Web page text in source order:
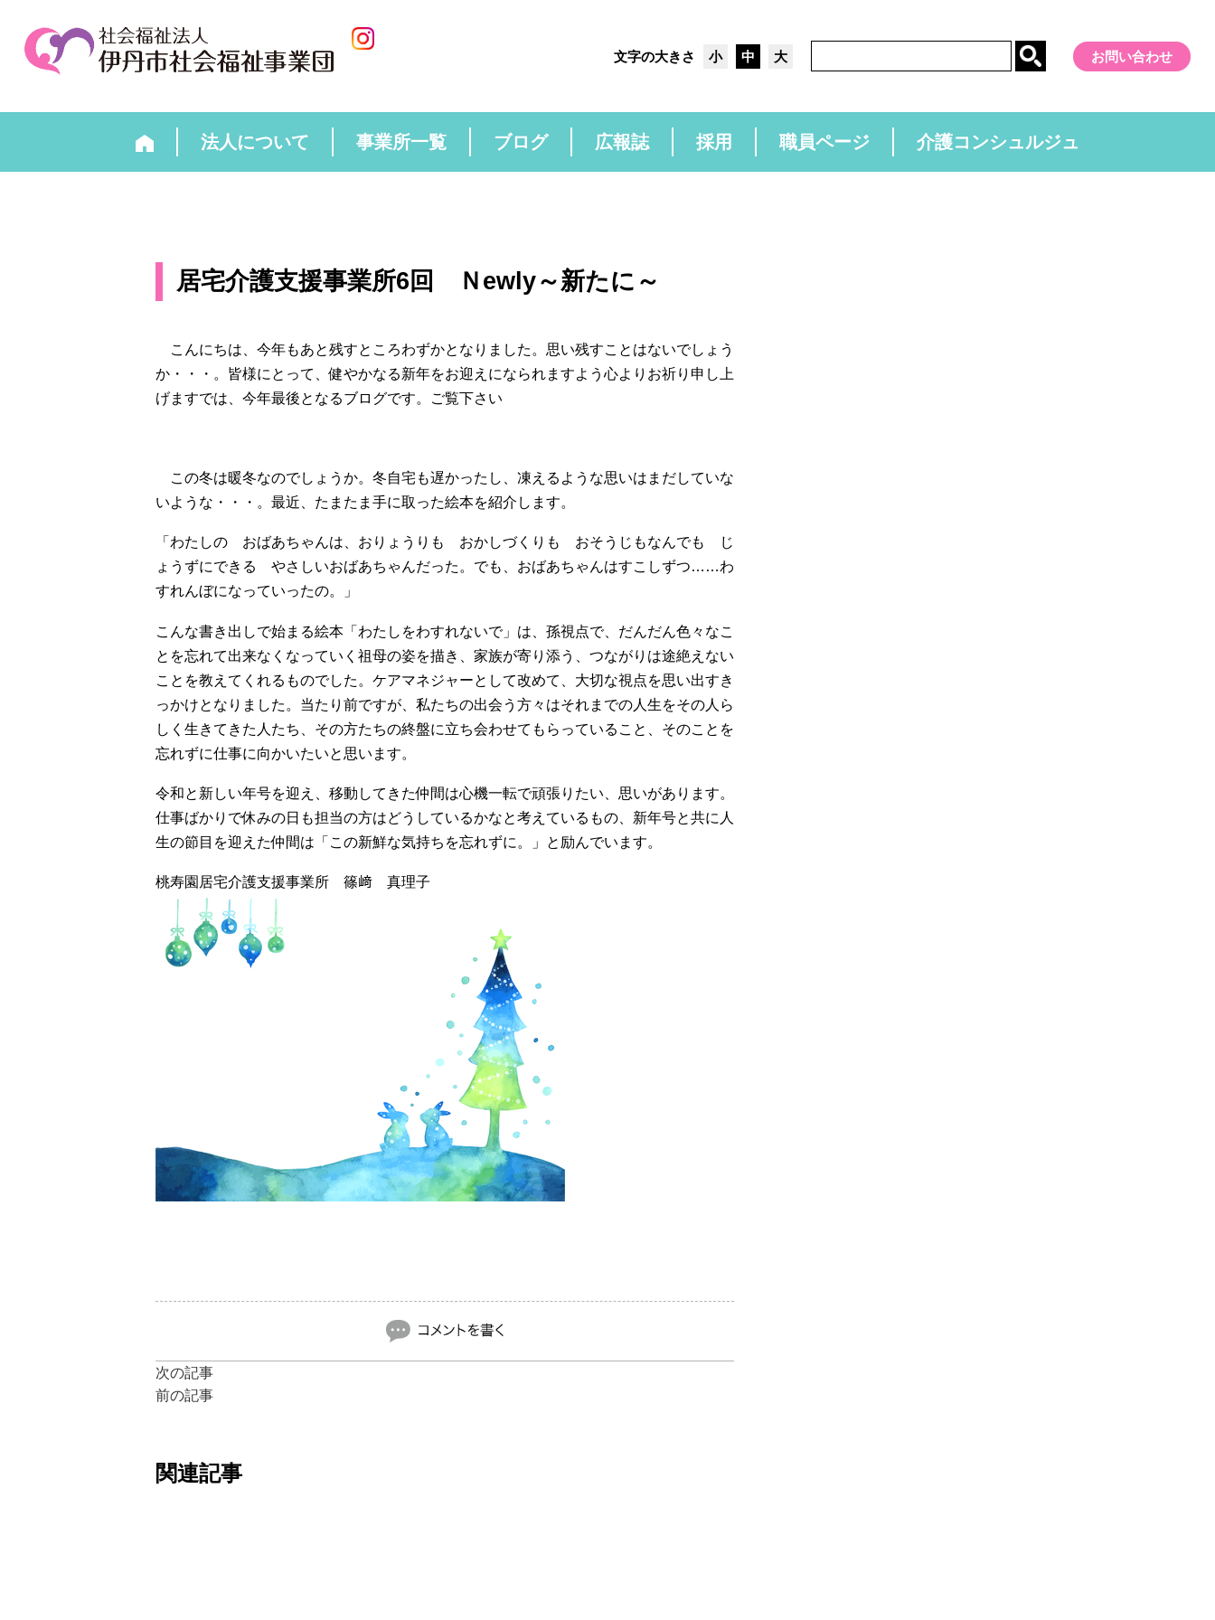
文字の大きさ 小 中 大 お問い合わせ
法人について 事業所一覧 ブログ 広報誌 採用 職員ページ 介護コンシュルジュ
居宅介護支援事業所6回 Ｎewly～新たに～
こんにちは、今年もあと残すところわずかとなりました。思い残すことはないでしょう
か・・・。皆様にとって、健やかなる新年をお迎えになられますよう心よりお祈り申し上
げますでは、今年最後となるブログです。ご覧下さい
この冬は暖冬なのでしょうか。冬自宅も遅かったし、凍えるような思いはまだしていな
いような・・・。最近、たまたま手に取った絵本を紹介します。
「わたしの おばあちゃんは、おりょうりも おかしづくりも おそうじもなんでも じ
ょうずにできる やさしいおばあちゃんだった。でも、おばあちゃんはすこしずつ……わ
すれんぼになっていったの。」
こんな書き出しで始まる絵本「わたしをわすれないで」は、孫視点で、だんだん色々なこ
とを忘れて出来なくなっていく祖母の姿を描き、家族が寄り添う、つながりは途絶えない
ことを教えてくれるものでした。ケアマネジャーとして改めて、大切な視点を思い出すき
っかけとなりました。当たり前ですが、私たちの出会う方々はそれまでの人生をその人ら
しく生きてきた人たち、その方たちの終盤に立ち会わせてもらっていること、そのことを
忘れずに仕事に向かいたいと思います。
令和と新しい年号を迎え、移動してきた仲間は心機一転で頑張りたい、思いがあります。
仕事ばかりで休みの日も担当の方はどうしているかなと考えているもの、新年号と共に人
生の節目を迎えた仲間は「この新鮮な気持ちを忘れずに。」と励んでいます。
桃寿園居宅介護支援事業所 篠﨑 真理子
次の記事
前の記事
関連記事